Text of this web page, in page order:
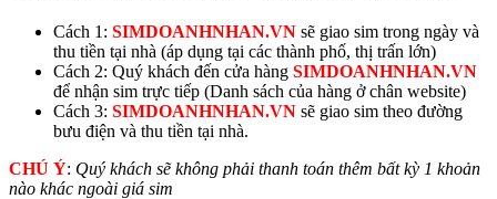
Cách 1: SIMDOANHNHAN.VN sẽ giao sim trong ngày và
thu tiền tại nhà (áp dụng tại các thành phố, thị trấn lớn)
Cách 2: Quý khách đến cửa hàng SIMDOANHNHAN.VN
để nhận sim trực tiếp (Danh sách của hàng ở chân website)
Cách 3: SIMDOANHNHAN.VN sẽ giao sim theo đường
bưu điện và thu tiền tại nhà.
CHÚ Ý: Quý khách sẽ không phải thanh toán thêm bất kỳ 1 khoản
nào khác ngoài giá sim